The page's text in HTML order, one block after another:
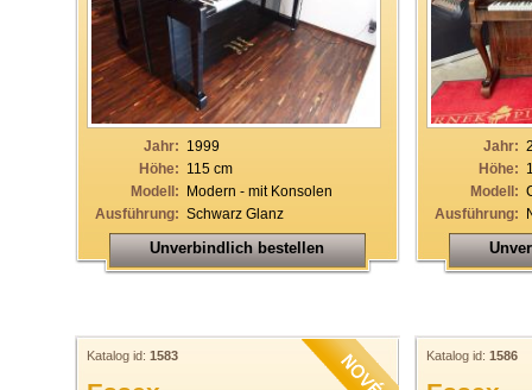
Jahr: 1999
Höhe: 115 cm
Modell: Modern - mit Konsolen
Ausführung: Schwarz Glanz
Unverbindlich bestellen
Jahr:
Höhe:
Modell:
Ausführung:
Katalog id: 1583 Katalog id: 1586